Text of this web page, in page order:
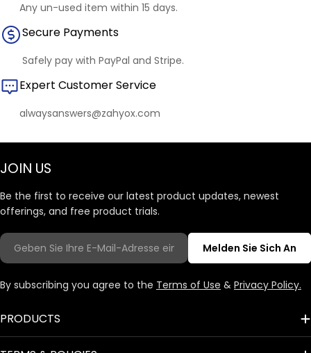
Any un-used item within 15 days.
Secure Payments
Safely pay with PayPal and Stripe.
Expert Customer Service
alwaysanswers@zahyox.com
JOIN US
Be the first to receive our latest product updates, newest
offerings, and free product trials.
E-
Mail
Melden Sie Sich An
By subscribing you agree to the Terms of Use & Privacy Policy.
PRODUCTS